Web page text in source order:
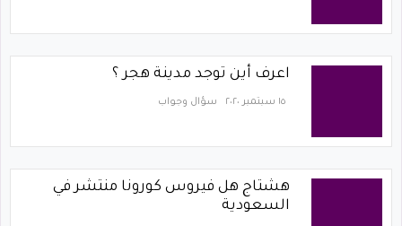
اعرف أين توجد مدينة هجر ؟
١٥ سبتمبر ٢٠٢٠ سؤال وجواب
هشتاج هل فيروس كورونا منتشر في
السعودية